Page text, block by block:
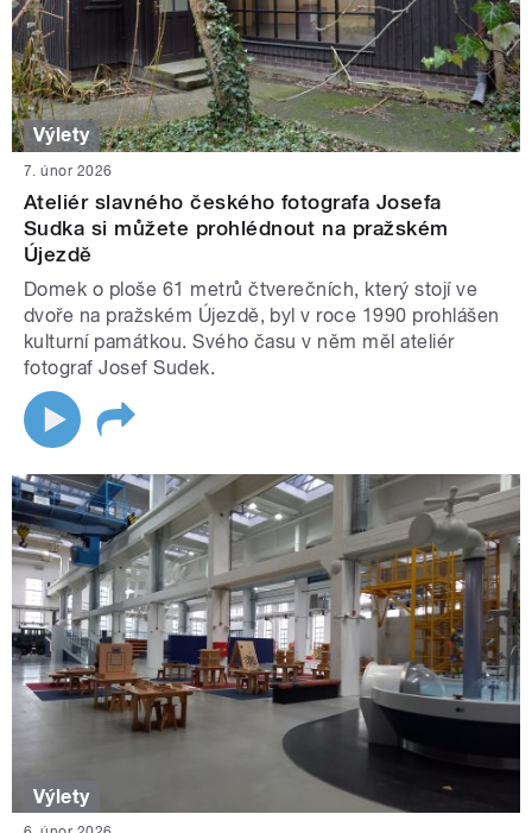
Výlety
7. únor 2026
Ateliér slavného českého fotografa Josefa
Sudka si můžete prohlédnout na pražském
Újezdě
Domek o ploše 61 metrů čtverečních, který stojí ve
dvoře na pražském Újezdě, byl v roce 1990 prohlášen
kulturní památkou. Svého času v něm měl ateliér
fotograf Josef Sudek.
Výlety